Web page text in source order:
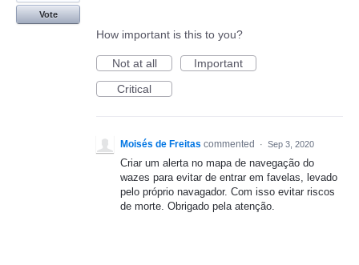
Vote
How important is this to you?
Not at all
Important
Critical
Moisés de Freitas commented · Sep 3, 2020
Criar um alerta no mapa de navegação do
wazes para evitar de entrar em favelas, levado
pelo próprio navagador. Com isso evitar riscos
de morte. Obrigado pela atenção.